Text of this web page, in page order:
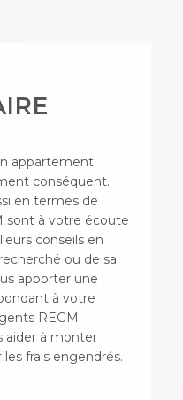
appartement
conséquent.
en termes de
sont à votre écoute
conseils en
ou de sa
apporter une
à votre
REGM
aider à monter
frais engendrés.